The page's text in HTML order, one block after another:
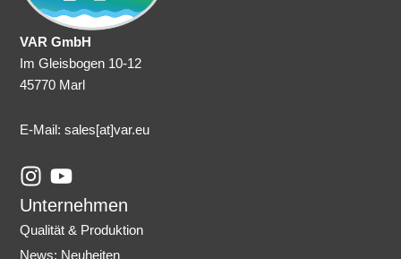
VAR GmbH
Im Gleisbogen 10-12
45770 Marl
E-Mail: sales[at]var.eu
I
n
s
t
Y
o
u
t
Unternehmen
Qualität & Produktion
News: Neuheiten